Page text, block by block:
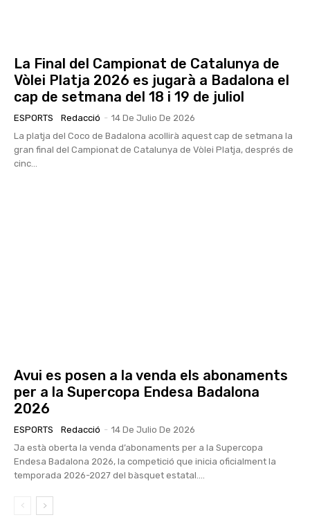
La Final del Campionat de Catalunya de
Vòlei Platja 2026 es jugarà a Badalona el
cap de setmana del 18 i 19 de juliol
ESPORTS Redacció - 14 De Julio De 2026
La platja del Coco de Badalona acollirà aquest cap de setmana la
gran final del Campionat de Catalunya de Vòlei Platja, després de
cinc...
Avui es posen a la venda els abonaments
per a la Supercopa Endesa Badalona
2026
ESPORTS Redacció - 14 De Julio De 2026
Ja està oberta la venda d’abonaments per a la Supercopa
Endesa Badalona 2026, la competició que inicia oficialment la
temporada 2026-2027 del bàsquet estatal....